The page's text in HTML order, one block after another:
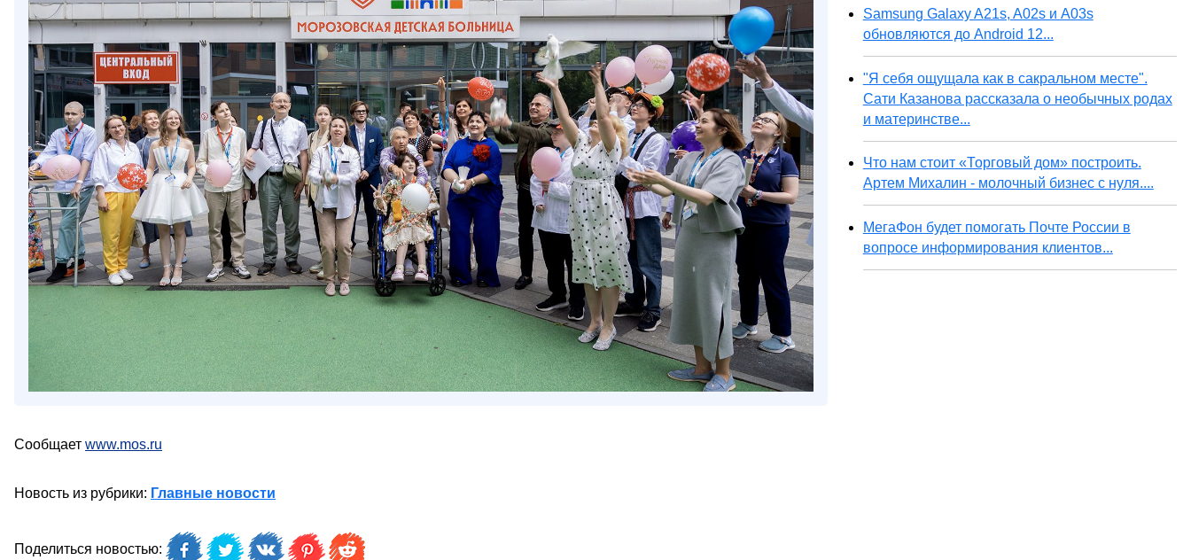
Сообщает www.mos.ru
Новость из рубрики: Главные новости
Поделиться новостью:
Samsung Galaxy A21s, A02s и A03s
обновляются до Android 12...
"Я себя ощущала как в сакральном месте".
Сати Казанова рассказала о необычных родах
и материнстве...
Что нам стоит «Торговый дом» построить.
Артем Михалин - молочный бизнес с нуля....
МегаФон будет помогать Почте России в
вопросе информирования клиентов...